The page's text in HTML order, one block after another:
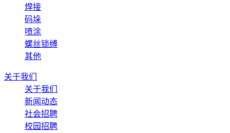
焊接
码垛
喷涂
螺丝锁缚
其他
关于我们
关于我们
新闻动态
社会招聘
校园招聘